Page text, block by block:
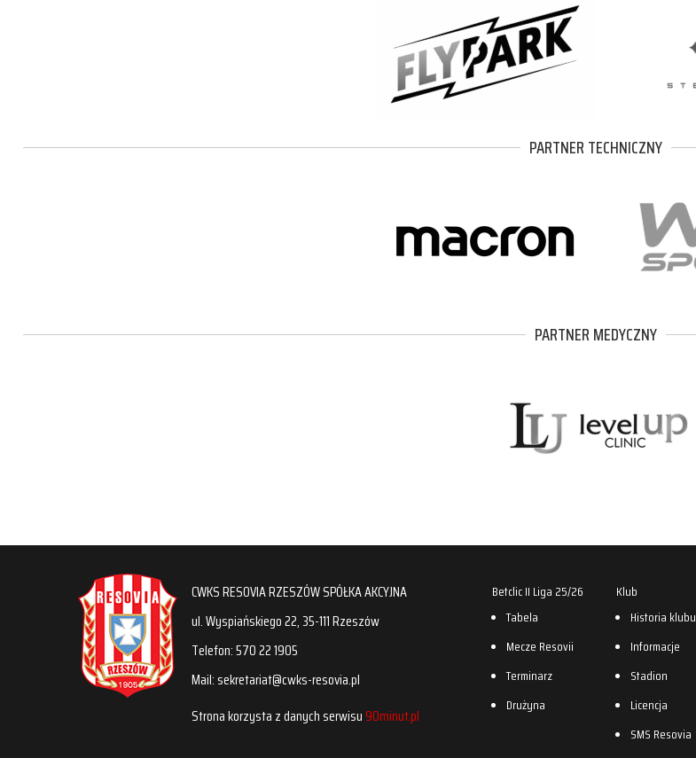
PARTNER TECHNICZNY
PARTNER MEDYCZNY
CWKS RESOVIA RZESZÓW SPÓŁKA AKCYJNA
ul. Wyspiańskiego 22, 35-111 Rzeszów
Telefon: 570 22 1905
Mail: sekretariat@cwks-resovia.pl
Strona korzysta z danych serwisu90minut.pl
Betclic II Liga 25/26
Tabela
Mecze Resovii
Terminarz
Drużyna
Klub
Historia klubu
Informacje
Stadion
Licencja
SMS Resovia